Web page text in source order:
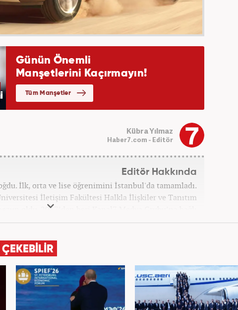
Kübra Yılmaz
Haber7.com - Editör
Editör Hakkında
İlk, orta ve lise öğrenimini İstanbul'da tamamladı.
İletişim Fakültesi Halkla İlişkiler ve Tanıtım
oldu. 2017’den beri Kanal7 Medya Grubu’na bağlı
bünyesinde mesleki hayatına devam etmektedir.